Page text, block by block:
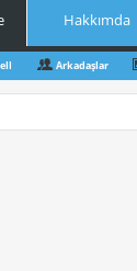
Hakkımda
Arkadaşlar